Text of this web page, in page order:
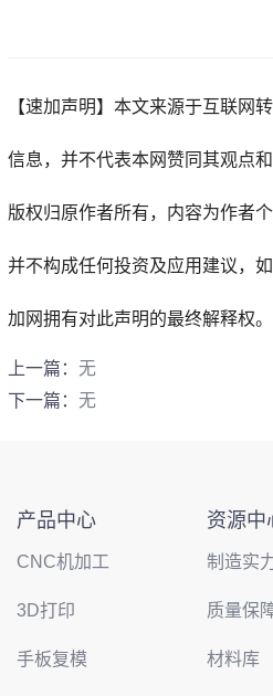
【速加声明】本文来源于互联网
信息，并不代表本网赞同其观点
版权归原作者所有，内容为作者
并不构成任何投资及应用建议，
加网拥有对此声明的最终解释权。
上一篇： 无
下一篇： 无
产品中心
CNC机加工
3D打印
手板复模
资源中
制造实
质量保
材料库